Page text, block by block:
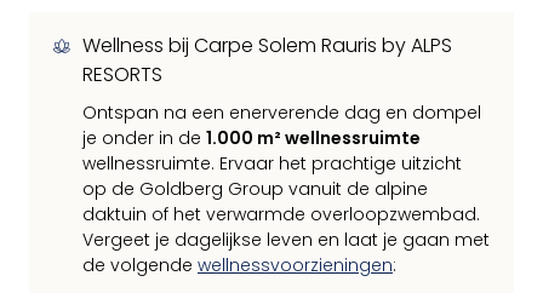
Wellness bij Carpe Solem Rauris by ALPS
RESORTS
Ontspan na een enerverende dag en dompel
je onder in de 1.000 m² wellnessruimte
wellnessruimte. Ervaar het prachtige uitzicht
op de Goldberg Group vanuit de alpine
daktuin of het verwarmde overloopzwembad.
Vergeet je dagelijkse leven en laat je gaan met
de volgende wellnessvoorzieningen: